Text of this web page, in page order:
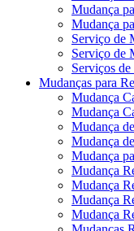
Mudança
Mudança
Serviço de
Serviço de
Serviços
Mudanças para
Mudança
Mudança
Mudança
Mudança
Mudança
Mudança
Mudança
Mudança
Mudança